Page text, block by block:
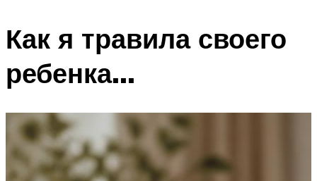
Как я травила своего
ребенка…